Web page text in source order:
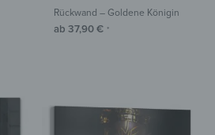
Rückwand – Goldene Königin
ab 37,90€ *